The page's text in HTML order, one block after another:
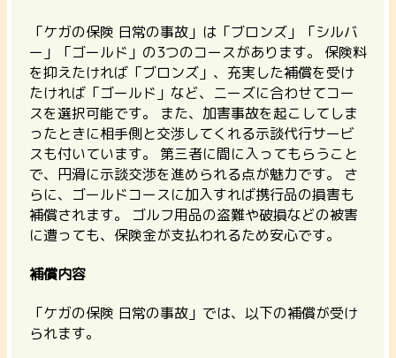
「ケガの保険 日常の事故」は「ブロンズ」「シルバ
ー」「ゴールド」の3つのコースがあります。 保険料
を抑えたければ「ブロンズ」、充実した補償を受け
たければ「ゴールド」など、ニーズに合わせてコー
スを選択可能です。 また、加害事故を起こしてしま
ったときに相手側と交渉してくれる示談代行サービ
スも付いています。 第三者に間に入ってもらうこと
で、円滑に示談交渉を進められる点が魅力です。
さ
らに、ゴールドコースに加入すれば携行品の損害も
補償されます。 ゴルフ用品の盗難や破損などの被害
に遭っても、保険金が支払われるため安心です。
補償内容
「ケガの保険 日常の事故」では、以下の補償が受け
られます。